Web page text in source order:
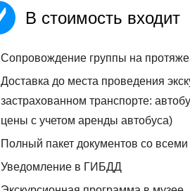
В стоимость входит
Сопровождение группы на
Доставка до места проведения
застрахованном транспорте:
цены с учетом аренды автобуса)
Полный пакет документов со
Уведомление в ГИБДД